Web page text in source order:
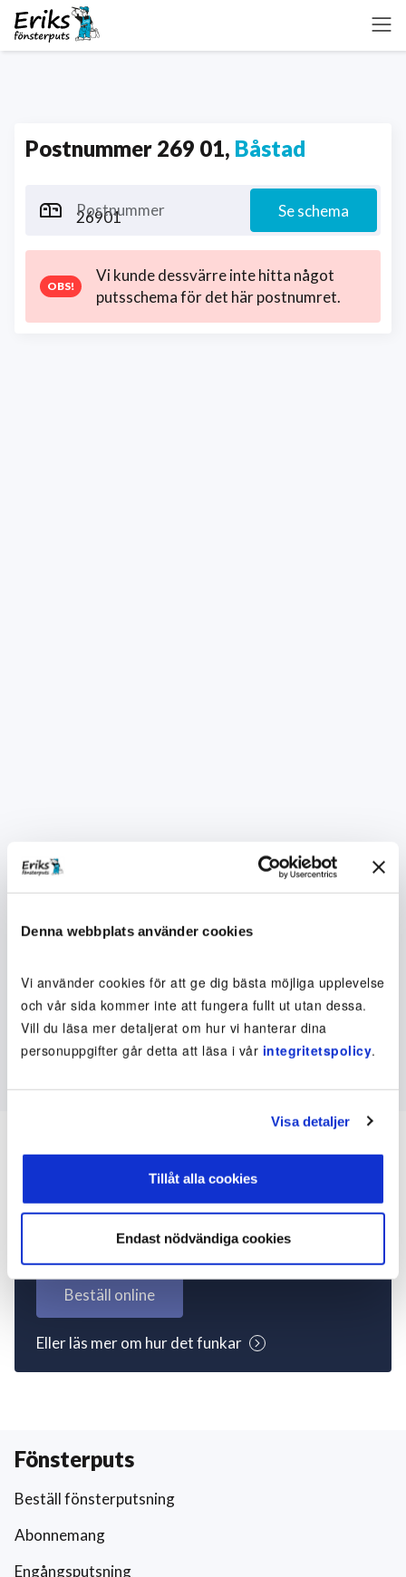
Denna webbplats använder cookies
Vi använder cookies för att ge dig bästa möjliga upplevelse
och vår sida kommer inte att fungera fullt ut utan dessa.
Vill du läsa mer detaljerat om hur vi hanterar dina
personuppgifter går detta att läsa i vår integritetspolicy.
Visa detaljer
Tillåt alla cookies
Endast nödvändiga cookies
Postnummer 269 01, Båstad
Postnummer Se schema
Vi kunde dessvärre inte hitta något
putsschema för det här postnumret.
Inte kund ännu? Kom
igång nu!
Beställ online
Eller läs mer om hur det funkar
Fönsterputs
Beställ fönsterputsning
Abonnemang
Engångsputsning